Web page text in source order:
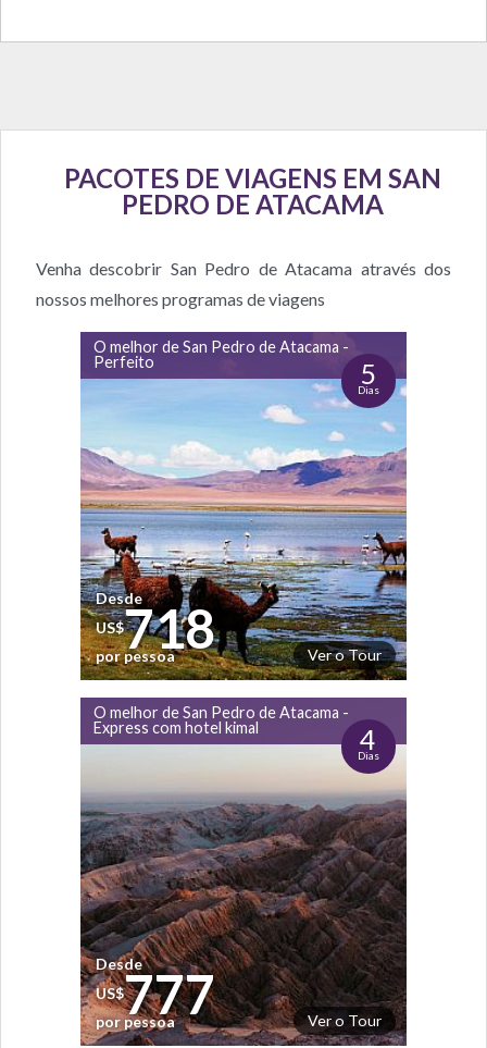
PACOTES DE VIAGENS EM SAN
PEDRO DE ATACAMA
Venha descobrir San Pedro de Atacama através dos
nossos melhores programas de viagens
O melhor de San Pedro de Atacama -
Perfeito
5
Dias
Ver o Tour
Desde
US$718
por pessoa
O melhor de San Pedro de Atacama -
Express com hotel kimal
4
Dias
Ver o Tour
Desde
US$777
por pessoa